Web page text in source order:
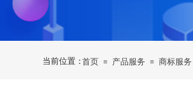
首页 ≡ 产品服务 ≡ 商标服务
当前位置：